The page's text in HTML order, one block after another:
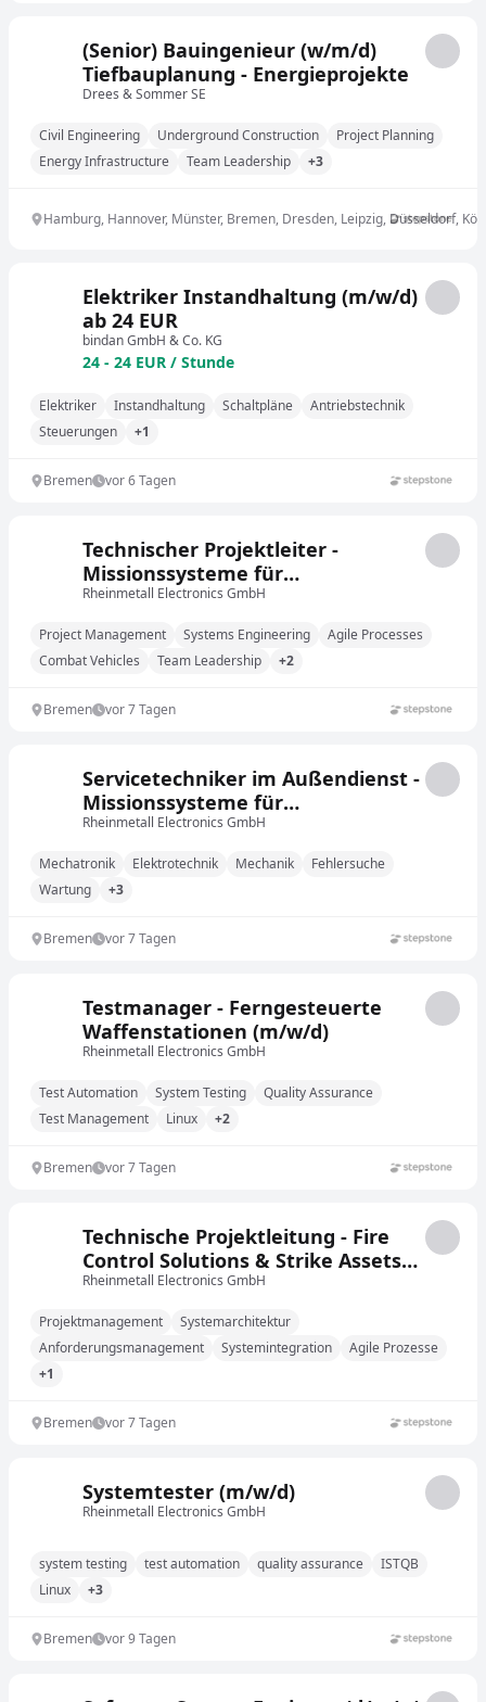
(Senior) Bauingenieur (w/m/d)
Tiefbauplanung - Energieprojekte
Drees & Sommer SE
Civil Engineering Underground Construction
Project Planning
Energy Infrastructure
Team Leadership +3
Hamburg, Hannover, Münster, Bremen, Dresden, Leipzig, Düsseldorf,
Elektriker Instandhaltung (m/w/d)
ab 24 EUR
bindan GmbH & Co. KG
24 - 24 EUR / Stunde
Elektriker Instandhaltung Schaltpläne
Antriebstechnik
Steuerungen
+1
Bremen vor 6 Tagen
Technischer Projektleiter -
Missionssysteme für
Gefechtsfahrzeuge (m/w/d)
Rheinmetall Electronics GmbH
Project Management Systems Engineering
Agile Processes
Combat Vehicles
Team Leadership +2
Bremen vor 7 Tagen
Servicetechniker im Außendienst -
Missionssysteme für
Gefechtsfahrzeuge (m/w/d)
Rheinmetall Electronics GmbH
Mechatronik Elektrotechnik Mechanik
Fehlersuche
Wartung
+3
Bremen vor 7 Tagen
Testmanager - Ferngesteuerte
Waffenstationen (m/w/d)
Rheinmetall Electronics GmbH
Test Automation System Testing
Quality Assurance
Test Management
Linux +2
Bremen vor 7 Tagen
Technische Projektleitung - Fire
Control Solutions & Strike Assets
(m/w/d)
Rheinmetall Electronics GmbH
Projektmanagement
Systemarchitektur
Anforderungsmanagement
Systemintegration
Agile Prozesse
+1
Bremen vor 7 Tagen
Systemtester (m/w/d)
Rheinmetall Electronics GmbH
system testing test automation quality assurance
ISTQB
Linux
+3
Bremen vor 9 Tagen